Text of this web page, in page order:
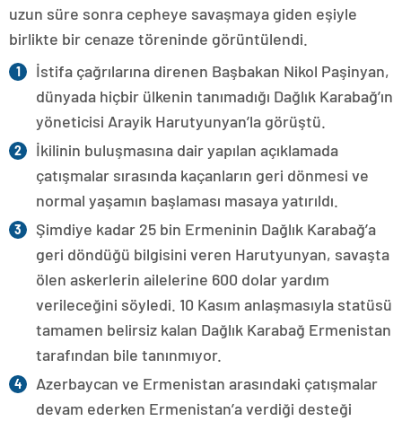
uzun süre sonra cepheye savaşmaya giden eşiyle
birlikte bir cenaze töreninde görüntülendi.
İstifa çağrılarına direnen Başbakan Nikol Paşinyan,
dünyada hiçbir ülkenin tanımadığı Dağlık Karabağ’ın
yöneticisi Arayik Harutyunyan’la görüştü.
İkilinin buluşmasına dair yapılan açıklamada
çatışmalar sırasında kaçanların geri dönmesi ve
normal yaşamın başlaması masaya yatırıldı.
Şimdiye kadar 25 bin Ermeninin Dağlık Karabağ’a
geri döndüğü bilgisini veren Harutyunyan, savaşta
ölen askerlerin ailelerine 600 dolar yardım
verileceğini söyledi. 10 Kasım anlaşmasıyla statüsü
tamamen belirsiz kalan Dağlık Karabağ Ermenistan
tarafından bile tanınmıyor.
Azerbaycan ve Ermenistan arasındaki çatışmalar
devam ederken Ermenistan’a verdiği desteği